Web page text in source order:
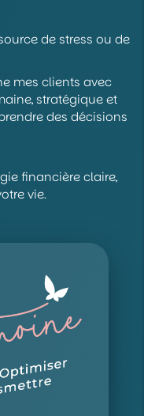
de stress ou de
mes clients avec
stratégique et
des décisions
financière claire,
vie.